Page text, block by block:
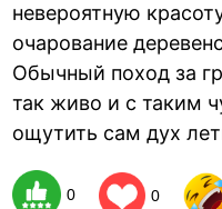
невероятную
очарование
Обычный поход за
так живо и с таким
ощутить сам дух
0 0